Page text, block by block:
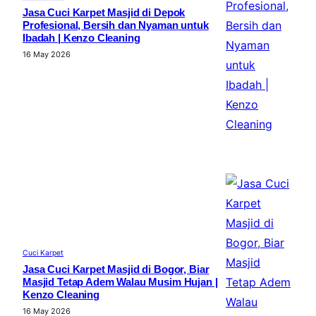
Jasa Cuci Karpet Masjid di Depok
Profesional, Bersih dan Nyaman untuk
Ibadah | Kenzo Cleaning
16 May 2026
Cuci Karpet
Jasa Cuci Karpet Masjid di Bogor, Biar
Masjid Tetap Adem Walau Musim Hujan |
Kenzo Cleaning
16 May 2026